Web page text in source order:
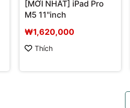
[MỚI NHẤT] iPad Pro
M5 11"inch
₩1,620,000
Thích